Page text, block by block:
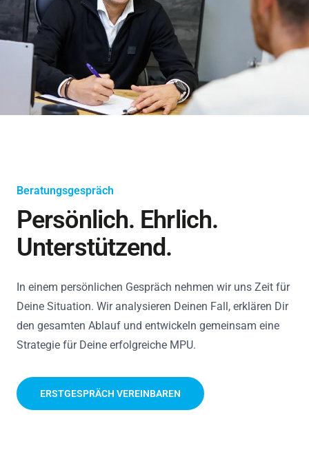
Beratungsgespräch
Persönlich. Ehrlich.
Unterstützend.
In einem persönlichen Gespräch nehmen wir uns Zeit für
Deine Situation. Wir analysieren Deinen Fall, erklären Dir
den gesamten Ablauf und entwickeln gemeinsam eine
Strategie für Deine erfolgreiche MPU.
ERSTGESPRÄCH VEREINBAREN